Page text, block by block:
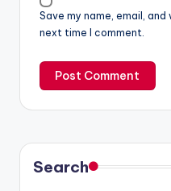
Save my name, email,
next time I comment.
Search